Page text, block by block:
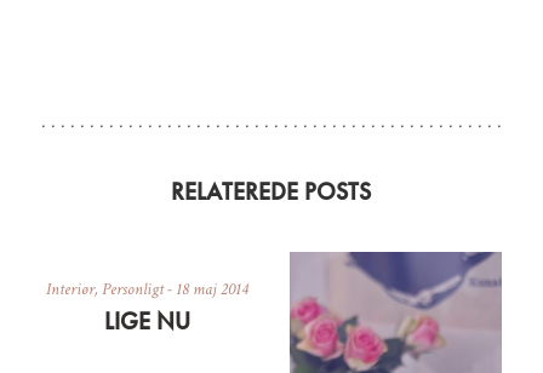
RELATEREDE POSTS
Interiør, Personligt- 18 maj 2014
LIGE NU